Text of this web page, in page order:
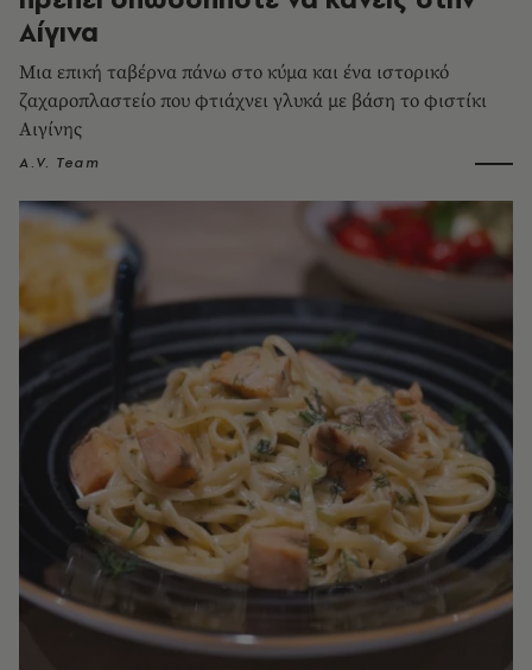
Αίγινα
Μια επική ταβέρνα πάνω στο κύμα και ένα ιστορικό
ζαχαροπλαστείο που φτιάχνει γλυκά με βάση το φιστίκι
Αιγίνης
A.V. Team